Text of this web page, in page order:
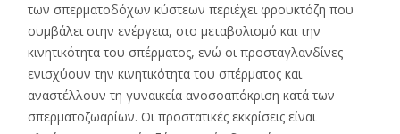
των σπερματοδόχων κύστεων περιέχει φρουκτόζη που
συμβάλει στην ενέργεια, στο μεταβολισμό και την
κινητικότητα του σπέρματος, ενώ οι προσταγλανδίνες
ενισχύουν την κινητικότητα του σπέρματος και
αναστέλλουν τη γυναικεία ανοσοαπόκριση κατά των
σπερματοζωαρίων. Οι προστατικές εκκρίσεις είναι